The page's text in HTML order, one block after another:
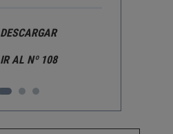
DESCARGAR
IR AL Nº 108